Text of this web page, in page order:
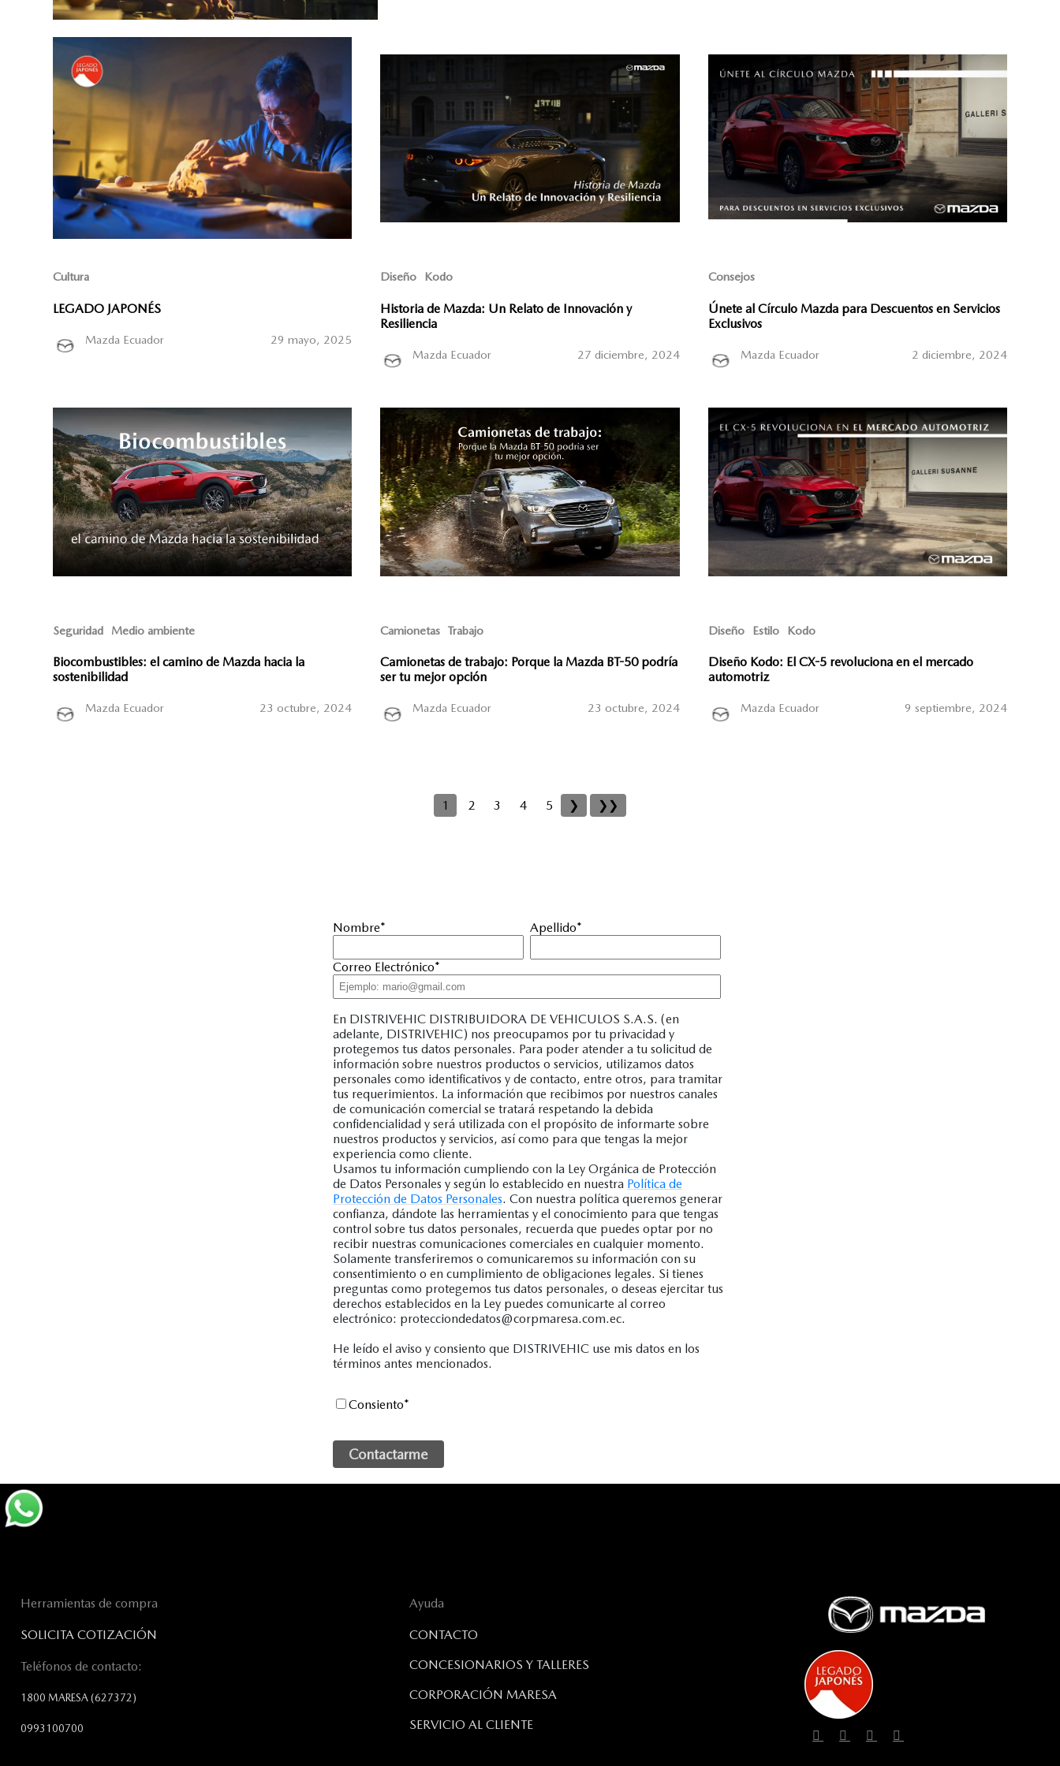
Cultura
LEGADO JAPONÉS
Mazda Ecuador 29 mayo, 2025
Diseño Kodo
Historia de Mazda: Un Relato de Innovación y
Resiliencia
Mazda Ecuador 27 diciembre, 2024
Consejos
Únete al Círculo Mazda para Descuentos en Servicios
Exclusivos
Mazda Ecuador 2 diciembre, 2024
Seguridad Medio ambiente
Biocombustibles: el camino de Mazda hacia la
sostenibilidad
Mazda Ecuador 23 octubre, 2024
Camionetas Trabajo
Camionetas de trabajo: Porque la Mazda BT-50 podría
ser tu mejor opción
Mazda Ecuador 23 octubre, 2024
Diseño Estilo Kodo
Diseño Kodo: El CX-5 revoluciona en el mercado
automotriz
Mazda Ecuador 9 septiembre, 2024
1 2 3 4 5 ❯ ❯❯
Nombre* Apellido*
Correo Electrónico*
En DISTRIVEHIC DISTRIBUIDORA DE VEHICULOS S.A.S. (en
adelante, DISTRIVEHIC) nos preocupamos por tu privacidad y
protegemos tus datos personales. Para poder atender a tu solicitud de
información sobre nuestros productos o servicios, utilizamos datos
personales como identificativos y de contacto, entre otros, para tramitar
tus requerimientos. La información que recibimos por nuestros canales
de comunicación comercial se tratará respetando la debida
confidencialidad y será utilizada con el propósito de informarte sobre
nuestros productos y servicios, así como para que tengas la mejor
experiencia como cliente.
Usamos tu información cumpliendo con la Ley Orgánica de Protección
de Datos Personales y según lo establecido en nuestra Política de
Protección de Datos Personales. Con nuestra política queremos generar
confianza, dándote las herramientas y el conocimiento para que tengas
control sobre tus datos personales, recuerda que puedes optar por no
recibir nuestras comunicaciones comerciales en cualquier momento.
Solamente transferiremos o comunicaremos su información con su
consentimiento o en cumplimiento de obligaciones legales. Si tienes
preguntas como protegemos tus datos personales, o deseas ejercitar tus
derechos establecidos en la Ley puedes comunicarte al correo
electrónico: protecciondedatos@corpmaresa.com.ec.
He leído el aviso y consiento que DISTRIVEHIC use mis datos en los
términos antes mencionados.
Consiento*
Herramientas de compra
SOLICITA COTIZACIÓN
Teléfonos de contacto:
1800 MARESA(627372)
0993100700
Ayuda
CONTACTO
CONCESIONARIOS Y TALLERES
CORPORACIÓN MARESA
SERVICIO AL CLIENTE